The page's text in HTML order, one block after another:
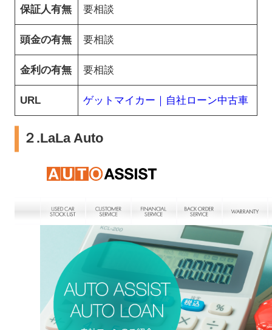
保証人有無 要相談
頭金の有無 要相談
金利の有無 要相談
URL ゲットマイカー｜自社ローン中古車
２.LaLa Auto